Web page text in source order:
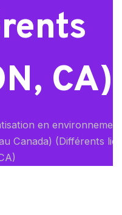
CA)
en environnement
Canada) (Différents